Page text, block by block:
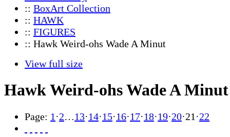
:: BoxArt Collection
:: HAWK
:: FIGURES
:: Hawk Weird-ohs Wade A Minut
View full size
Hawk Weird-ohs Wade A Minut
Page: 1 ·2…13·14·15·16·17·18·19·20·21 ·22